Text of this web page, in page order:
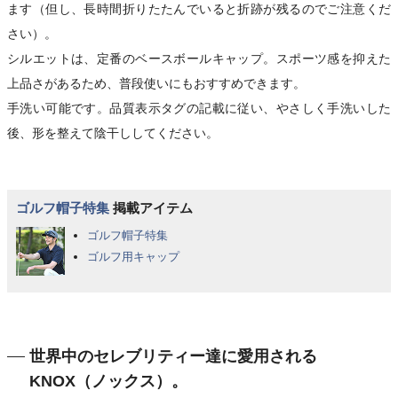
ます（但し、長時間折りたたんでいると折跡が残るのでご注意くだ
さい）。
シルエットは、定番のベースボールキャップ。スポーツ感を抑えた
上品さがあるため、普段使いにもおすすめできます。
手洗い可能です。品質表示タグの記載に従い、やさしく手洗いした
後、形を整えて陰干ししてください。
ゴルフ帽子特集 掲載アイテム
ゴルフ帽子特集
ゴルフ用キャップ
世界中のセレブリティー達に愛用される
KNOX（ノックス）。